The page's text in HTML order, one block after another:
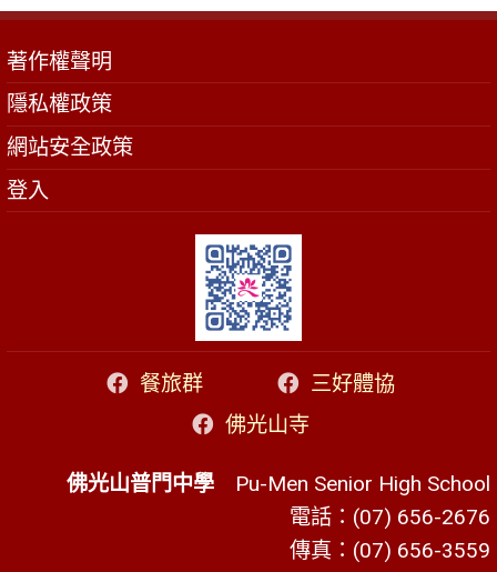
著作權聲明
隱私權政策
網站安全政策
登入
餐旅群
三好體協
佛光山寺
佛光山普門中學 Pu-Men Senior High School
電話：(07) 656-2676
傳真：(07) 656-3559